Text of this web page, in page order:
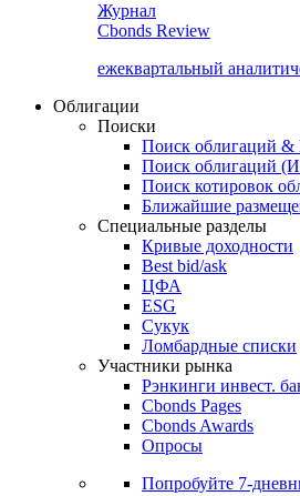
Журнал
Cbonds Review
ежеквартальный
Облигации
Поиски
Поиск облигаций &
Поиск облигаций
Поиск котировок
Ближайшие
Специальные разделы
Кривые доходности
Best bid/ask
ЦФА
ESG
Сукук
Ломбардные списки
Участники рынка
Рэнкинги инвест.
Cbonds Pages
Cbonds Awards
Опросы
Попробуйте 7-